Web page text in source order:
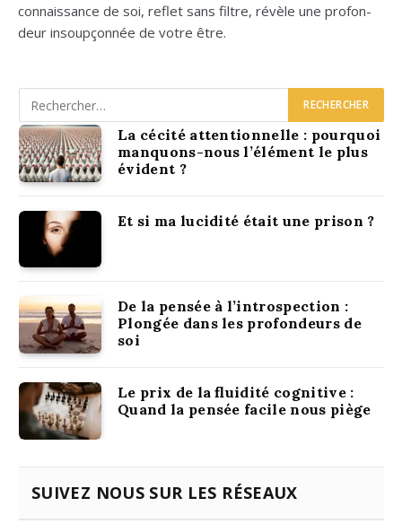
connais­sance de soi, reflet sans filtre, révèle une pro­fon­
deur insoup­çon­née de votre être.
La cécité attentionnelle : pourquoi
manquons-nous l’élément le plus
évident ?
Et si ma lucidité était une prison ?
De la pensée à l’introspection :
Plongée dans les profondeurs de
soi
Le prix de la fluidité cognitive :
Quand la pensée facile nous piège
SUIVEZ NOUS SUR LES RÉSEAUX